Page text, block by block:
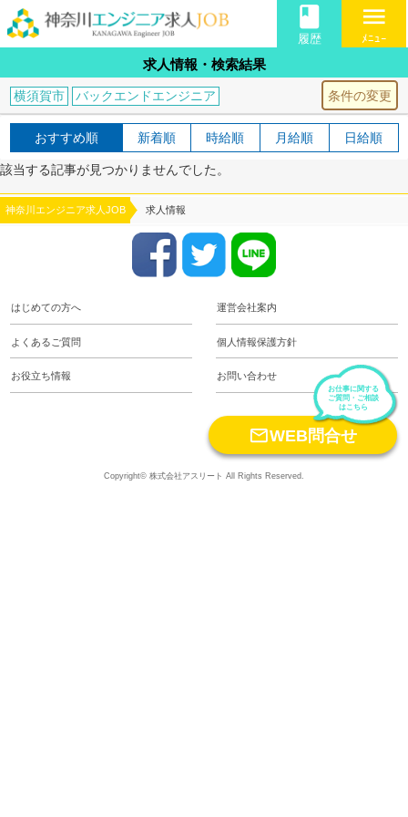
book
履歴
menu
ﾒﾆｭｰ
求人情報・検索結果
条件の変更
横須賀市 バックエンドエンジニア
おすすめ順 新着順 時給順 月給順 日給順
該当する記事が見つかりませんでした。
神奈川エンジニア求人JOB 求人情報
はじめての方へ 運営会社案内
よくあるご質問 個人情報保護方針
お役立ち情報 お問い合わせ
お仕事に関する
ご質問・ご相談
はこちら
WEB問合せ
Copyright© 株式会社アスリート All Rights Reserved.